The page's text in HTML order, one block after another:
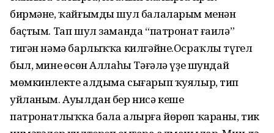
бирмәне, ҡайғымды шул балаларым менән
баҫтым. Тап шул заманда “патронат ғаилә”
тигән нәмә барлыҡҡа килгәйне.Осраҡлы түгел
был, минең өсөн Аллаһы Тәғәлә үҙе шундай
мөмкинлекте алдыма сығарып ҡуялыр, тип
уйланым. Ауылдан бер нисә кеше
патронатлыҡҡа бала алырға йөрөп ҡараны, тик